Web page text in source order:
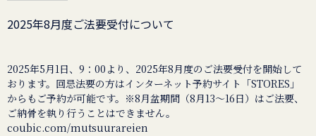
2025年8月度ご法要受付について
2025年5月1日、9：00より、2025年8月度のご法要受付を開始して
おります。回忌法要の方はインターネット予約サイト「STORES」
からもご予約が可能です。※8月盆期間（8月13～16日）はご法要、
coubic.com/mutsuurareien